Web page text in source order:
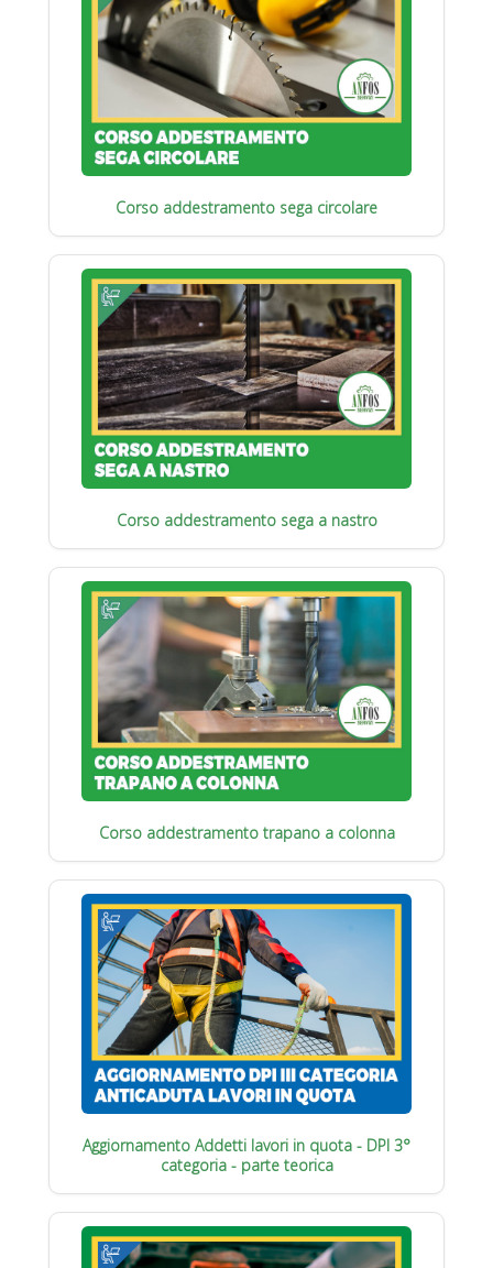
Corso addestramento sega circolare
Corso addestramento sega a nastro
Corso addestramento trapano a colonna
Aggiornamento Addetti lavori in quota - DPI 3°
categoria - parte teorica